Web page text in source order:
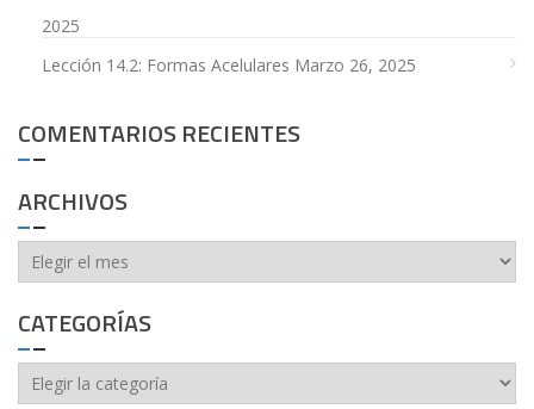
2025
Lección 14.2: Formas Acelulares Marzo 26, 2025
COMENTARIOS RECIENTES
ARCHIVOS
Archivos
CATEGORÍAS
Categorías